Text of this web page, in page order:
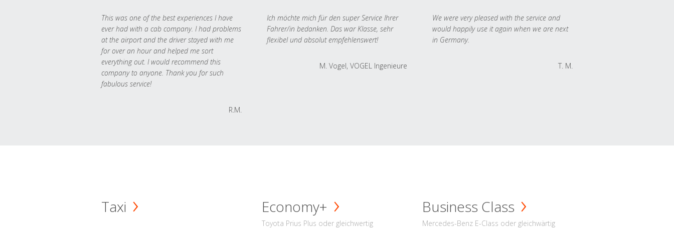
This was one of the best experiences I have
ever had with a cab company. I had problems
at the airport and the driver stayed with me
for over an hour and helped me sort
everything out. I would recommend this
company to anyone. Thank you for such
fabulous service!
R.M.
Ich möchte mich für den super Service Ihrer
Fahrer/in bedanken. Das war Klasse, sehr
flexibel und absolut empfehlenswert!
M. Vogel, VOGEL Ingenieure
We were very pleased with the service and
would happily use it again when we are next
in Germany.
T. M.
Taxi Economy+
Toyota Prius Plus oder gleichwertig
Business Class
Mercedes-Benz E-Class oder gleichwärtig